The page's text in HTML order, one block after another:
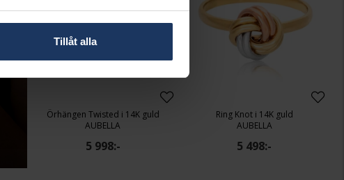
Tillåt alla
Örhängen Twisted i 14K guld
AUBELLA
5 998:-
Ring Knot i 14K guld
AUBELLA
5 498:-